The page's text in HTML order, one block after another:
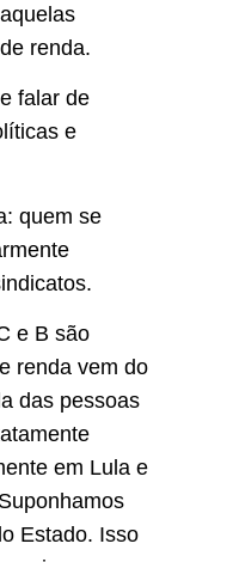
renda.
falar de
e
quem se
e B são
renda vem do
das pessoas
em Lula e
Estado. Isso